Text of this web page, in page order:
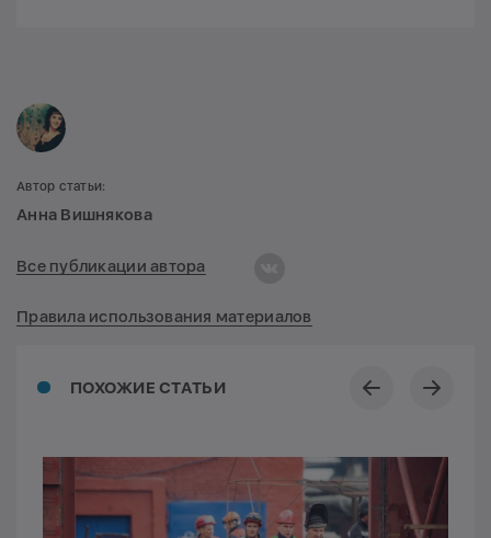
ПОХОЖИЕ СТАТЬИ
Автор статьи:
Анна Вишнякова
Все публикации автора
Правила использования материалов